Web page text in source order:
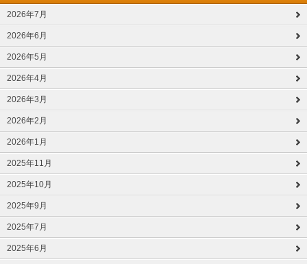
2026年7月
2026年6月
2026年5月
2026年4月
2026年3月
2026年2月
2026年1月
2025年11月
2025年10月
2025年9月
2025年7月
2025年6月